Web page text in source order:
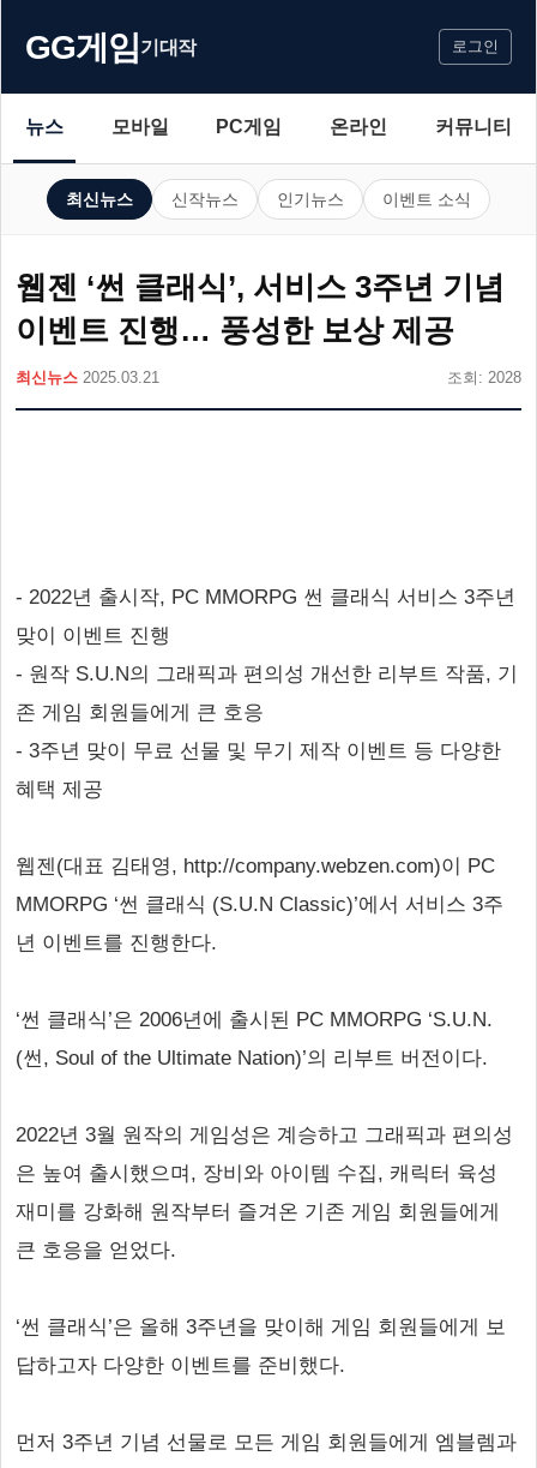
GG게임기대작 로그인
뉴스 모바일 PC게임 온라인 커뮤니티
최신뉴스 신작뉴스 인기뉴스 이벤트 소식
웹젠 ‘썬 클래식’, 서비스 3주년 기념
이벤트 진행… 풍성한 보상 제공
최신뉴스 2025.03.21 조회: 2028
- 2022년 출시작, PC MMORPG 썬 클래식 서비스 3주년
맞이 이벤트 진행
- 원작 S.U.N의 그래픽과 편의성 개선한 리부트 작품, 기
존 게임 회원들에게 큰 호응
- 3주년 맞이 무료 선물 및 무기 제작 이벤트 등 다양한
혜택 제공
웹젠(대표 김태영, http://company.webzen.com)이 PC
MMORPG ‘썬 클래식 (S.U.N Classic)’에서 서비스 3주
년 이벤트를 진행한다.
‘썬 클래식’은 2006년에 출시된 PC MMORPG ‘S.U.N.
(썬, Soul of the Ultimate Nation)’의 리부트 버전이다.
2022년 3월 원작의 게임성은 계승하고 그래픽과 편의성
은 높여 출시했으며, 장비와 아이템 수집, 캐릭터 육성
재미를 강화해 원작부터 즐겨온 기존 게임 회원들에게
큰 호응을 얻었다.
‘썬 클래식’은 올해 3주년을 맞이해 게임 회원들에게 보
답하고자 다양한 이벤트를 준비했다.
먼저 3주년 기념 선물로 모든 게임 회원들에게 엠블렘과